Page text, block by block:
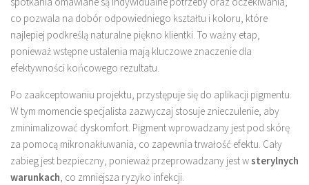
co pozwala na dobór odpowiedniego kształtu i koloru, które
najlepiej podkreślą naturalne piękno klientki. To ważny etap,
ponieważ wstępne ustalenia mają kluczowe znaczenie dla
efektywności końcowego rezultatu.
Po zaakceptowaniu projektu, przystępuje się do aplikacji pigmentu.
W tym momencie specjalista zazwyczaj stosuje znieczulenie, aby
zminimalizować dyskomfort. Pigment wprowadzany jest pod skórę
za pomocą mikronakłuwania, co zapewnia trwałość efektu. Cały
zabieg jest bezpieczny, ponieważ przeprowadzany jest wsterylnych
warunkach, co zmniejsza ryzyko infekcji.